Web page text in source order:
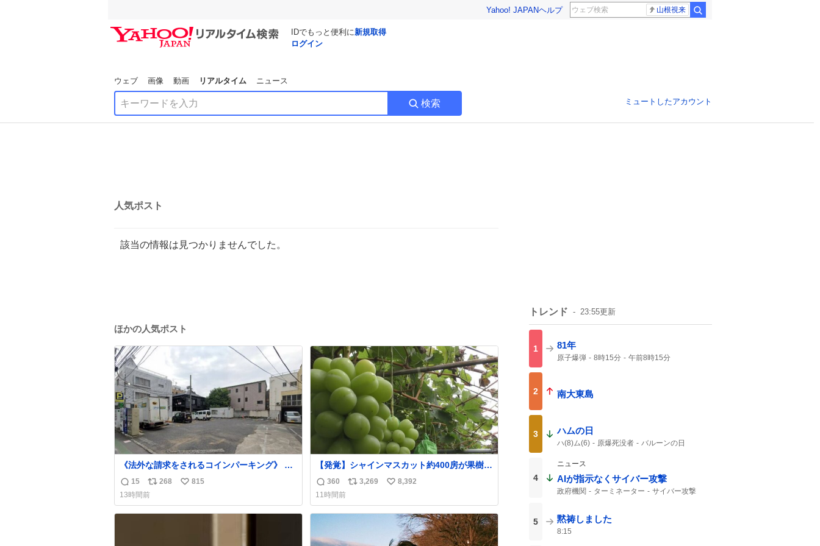
Yahoo! JAPANヘルプ 山根視来
IDでもっと便利に新規取得
ログイン
ウェブ 画像 動画 リアルタイム ニュース
検索 ミュートしたアカウント
人気ポスト
該当の情報は見つかりませんでした。
ほかの人気ポスト
《法外な請求をされるコインパーキング》 各
営業所にも前から告知されていますが、Park
Link南青山の敷地内に一瞬でも車を乗り入れ
ると法外な請求をされ長時間拘束されます。
迎車で呼ばれた時やお客を降ろした際には十
返
信
数
15
リ
ポ
ス
268
い
ね
815
13時間前
【発覚】シャインマスカット約400房が果樹園
から盗まれる 栃木・佐野市
news.livedoor.com/article/detail… 被害に遭
った果樹園には防犯カメラなどはなく、シャ
インマスカットが盗まれた木には刃物などで
切られた跡が。市内で今年に入って同様の被
害は確認されておらず、警察はパトロールを
返
信
数
360
リ
ス
3,269
い
ね
8,392
11時間前
トレンド 23:55更新
1 81年
原子爆弾 8時15分
午前8時15分
2 南大東島
3 ハムの日
ハ(8)ム(6) 原爆死没者
バルーンの日
4
ニュース
AIが指示なくサイバー攻撃
政府機関 ターミネーター サイバー攻撃
5 黙祷しました
8:15